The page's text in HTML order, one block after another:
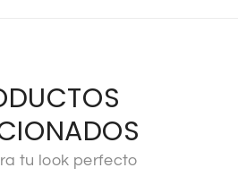
tu look perfecto